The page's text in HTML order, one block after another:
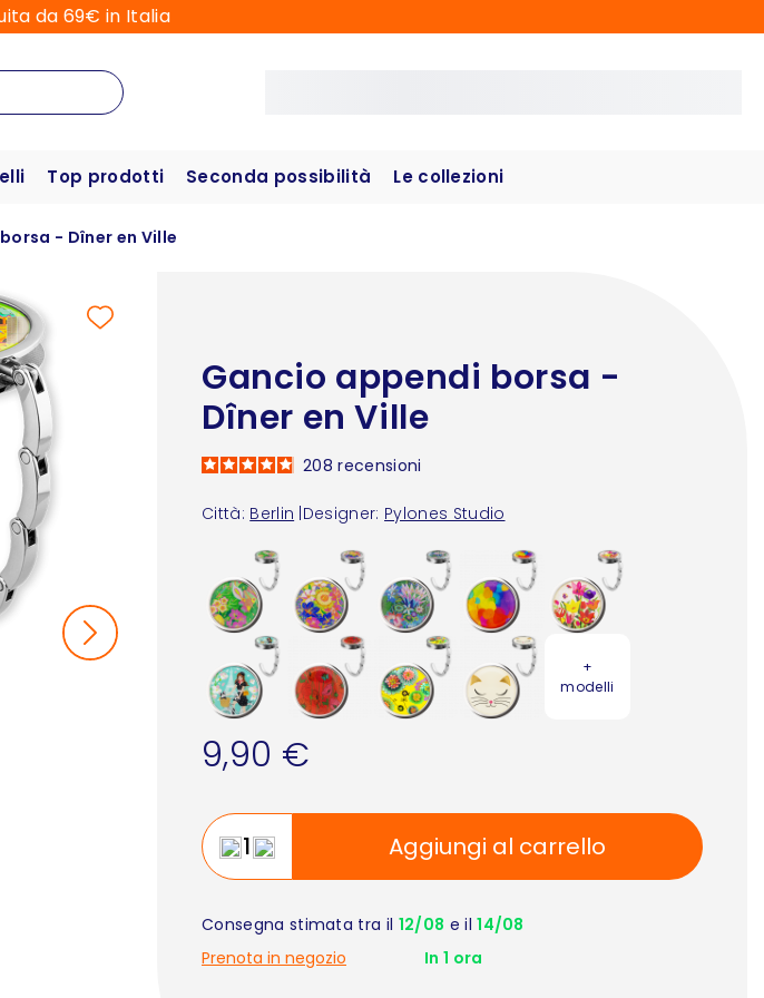
da 69€ in Italia
Top prodotti Seconda possibilità Le collezioni
- Dîner en Ville
Gancio appendi borsa -
Dîner en Ville
Città: Berlin Designer: Pylones Studio
208recensioni
+
modelli
9,90 €
Aggiungi al carrello
Consegna stimata tra il 12/08 e il14/08
Prenota in negozio
In 1 ora